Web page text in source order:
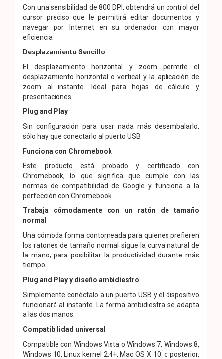
Con una sensibilidad de 800 DPI, obtendrá un control del
cursor preciso que le permitirá editar documentos y
navegar por Internet en su ordenador con mayor
eficiencia
Desplazamiento Sencillo
El desplazamiento horizontal y zoom permite el
desplazamiento horizontal o vertical y la aplicación de
zoom al instante. Ideal para hojas de cálculo y
presentaciones
Plug and Play
Sin configuración para usar nada más desembalarlo,
sólo hay que conectarlo al puerto USB
Funciona con Chromebook
Este producto está probado y certificado con
Chromebook, lo que significa que cumple con las
normas de compatibilidad de Google y funciona a la
perfección con Chromebook
Trabaja cómodamente con un ratón de tamaño
normal
Una cómoda forma contorneada para quienes prefieren
los ratones de tamaño normal sigue la curva natural de
la mano, para posibilitar la productividad durante más
tiempo.
Plug and Play y diseño ambidiestro
Simplemente conéctalo a un puerto USB y el dispositivo
funcionará al instante. La forma ambidiestra se adapta
a las dos manos.
Compatibilidad universal
Compatible con Windows Vista o Windows 7, Windows 8,
Windows 10, Linux kernel 2.4+, Mac OS X 10. o posterior,